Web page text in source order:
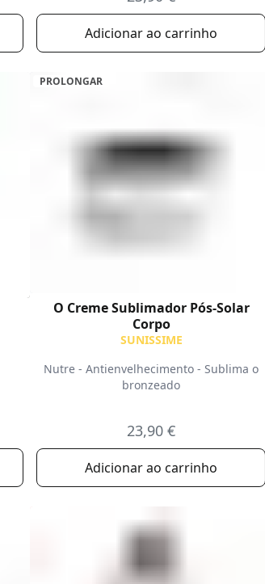
Adicionar ao carrinho
PROLONGAR
O Creme Sublimador Pós-Solar
Corpo
SUNISSIME
Nutre - Antienvelhecimento - Sublima o
bronzeado
23,90 €
Adicionar ao carrinho